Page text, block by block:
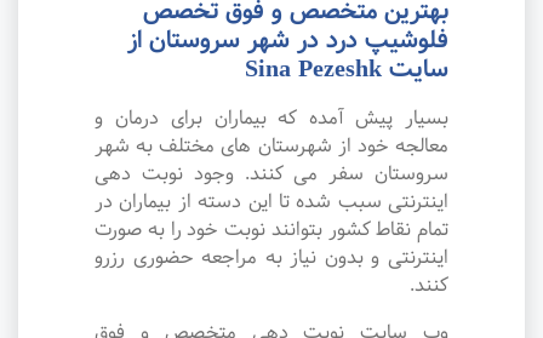
بهترین متخصص و فوق تخصص
فلوشیپ درد در شهر سروستان از
سایت Sina Pezeshk
بسیار پیش آمده که بیماران برای درمان و
معالجه خود از شهرستان های مختلف به شهر
سروستان سفر می کنند. وجود نوبت دهی
اینترنتی سبب شده تا این دسته از بیماران در
تمام نقاط کشور بتوانند نوبت خود را به صورت
اینترنتی و بدون نیاز به مراجعه حضوری رزرو
کنند.
وب سایت نوبت دهی متخصص و فوق